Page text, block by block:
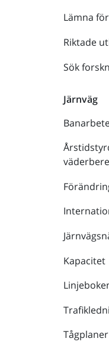
Lämna
Riktade
Sök
Järnväg
Kapacitet
Tågplaner